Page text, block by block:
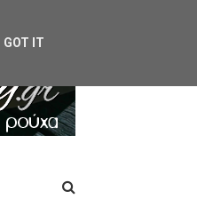
GOT IT